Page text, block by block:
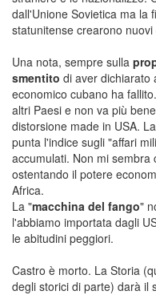
dall'Unione Sovietica ma la
statunitense crearono
Una nota, sempre sulla
smentito di aver dichiarato
economico cubano ha fallito.
altri Paesi e non va più
distorsione made in USA.
punta l'indice sugli "affari
accumulati. Non mi
ostentando il potere
Africa.
La "macchina del fango"
l'abbiamo importata dagli
le abitudini peggiori.
Castro è morto. La Storia
degli storici di parte) darà il